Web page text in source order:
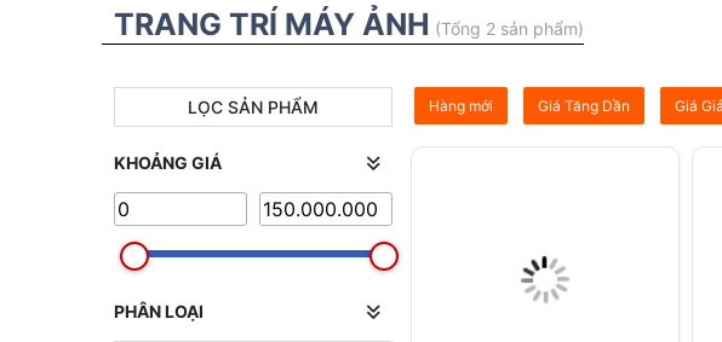
TRANG TRÍ MÁY ẢNH (Tổng 2 sản phẩm)
LỌC SẢN PHẨM
KHOẢNG GIÁ
PHÂN LOẠI
Hàng mới Giá Tăng Dần Giá